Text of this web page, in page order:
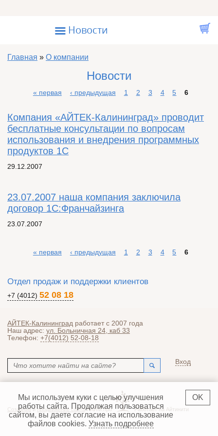
☰Новости
Вы здесь
Главная » О компании
Новости
Страницы
« первая ‹ предыдущая 1 2 3 4 5 6
Компания «АЙТЕК-Калининград» проводит
бесплатные консультации по вопросам
использования и внедрения программных
продуктов 1С
Создано
29.12.2007
23.07.2007 наша компания заключила
договор 1С:Франчайзинга
Создано
23.07.2007
Страницы
« первая ‹ предыдущая 1 2 3 4 5 6
Отдел продаж и поддержки клиентов
+7 (4012) 52 08 18
АЙТЕК-Калининград работает с 2007 года
Наш адрес: ул. Больничная 24, каб 33
Телефон: +7(4012) 52-08-18
Форма поиска
Поиск Вход
Созданиеи продвижение сайтаЛАЙМ.про Работает на Айтинити
Мы используем куки с целью улучшения
работы сайта. Продолжая пользоваться
сайтом, вы даете согласие на использование
файлов cookies.Узнать подробнее
OK